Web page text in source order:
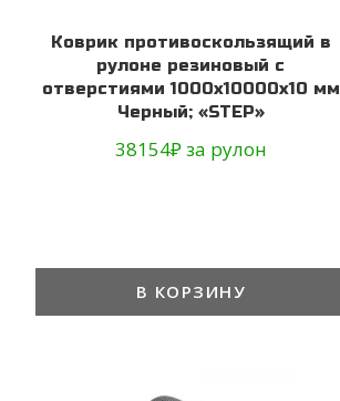
Коврик противоскользящий в
рулоне резиновый с
отверстиями 1000х10000х10 мм
Черный; «STEP»
38154₽за рулон
В КОРЗИНУ